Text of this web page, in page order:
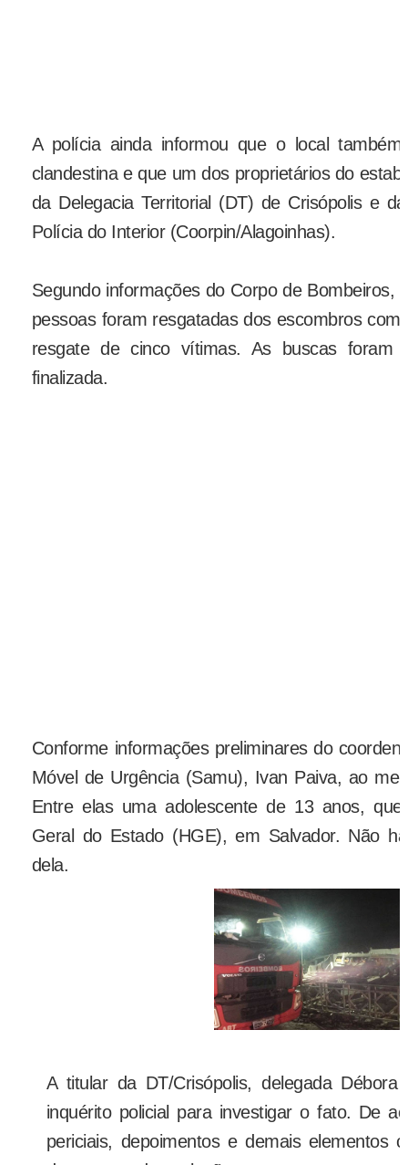
A polícia ainda informou que o local
clandestina e que um dos proprietários do
da Delegacia Territorial (DT) de Crisópolis e
Polícia do Interior (Coorpin/Alagoinhas).
Segundo informações do Corpo de Bombeiros,
pessoas foram resgatadas dos escombros
resgate de cinco vítimas. As buscas foram
finalizada.
Conforme informações preliminares do
Móvel de Urgência (Samu), Ivan Paiva, ao
Entre elas uma adolescente de 13 anos,
Geral do Estado (HGE), em Salvador. Não
dela.
A titular da DT/Crisópolis, delegada
inquérito policial para investigar o fato. De
periciais, depoimentos e demais elementos